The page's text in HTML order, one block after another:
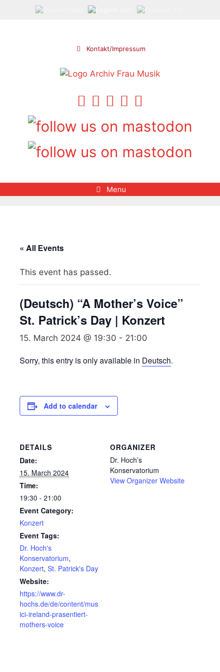
Kontakt/Impressum
Menu
« All Events
This event has passed.
(Deutsch) “A Mother’s Voice”
St. Patrick’s Day | Konzert
15. March 2024 @ 19:30 - 21:00
Sorry, this entry is only available in Deutsch.
Add to calendar
DETAILS
Date:
15. March 2024
Time:
19:30 - 21:00
Event Category:
Konzert
Event Tags:
Dr. Hoch's
Konservatorium,
Konzert, St. Patrick's Day
Website:
https://www.dr-
hochs.de/de/content/mus
ici-ireland-prasentiert-
mothers-voice
ORGANIZER
Dr. Hoch’s
Konservatorium
View Organizer Website